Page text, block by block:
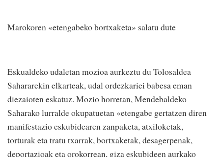
Marokoren «etengabeko bortxaketa» salatu dute
Eskualdeko udaletan mozioa aurkeztu du Tolosaldea
Sahararekin elkarteak, udal ordezkariei babesa eman
diezaioten eskatuz. Mozio horretan, Mendebaldeko
Saharako lurralde okupatuetan «etengabe gertatzen diren
manifestazio eskubidearen zanpaketa, atxiloketak,
torturak eta tratu txarrak, bortxaketak, desagerpenak,
deportazioak eta orokorrean, giza eskubideen aurkako